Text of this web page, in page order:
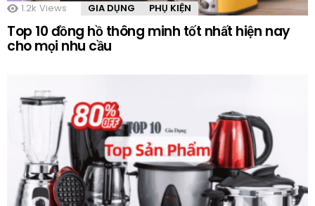
1.2k Views GIA DỤNG PHỤ KIỆN
Top 10 đồng hồ thông minh tốt nhất hiện nay
cho mọi nhu cầu